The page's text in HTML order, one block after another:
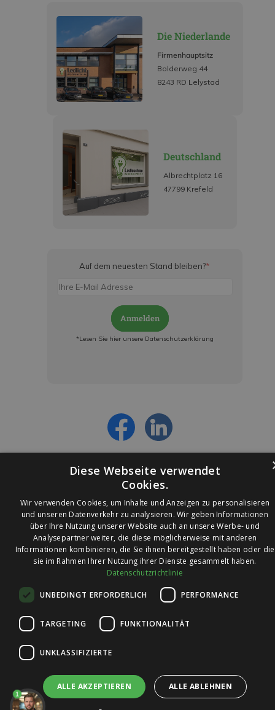
Die Niederlande
Firmenhauptsitz
Bolderweg 44
8243 RD Lelystad
Deutschland
Albrechtplatz 16
47799 Krefeld
Auf dem neuesten Stand bleiben?*
Anmelden
*Lesen Sie hier unsere Datenschutzerklärung
© 2026 Ledleuchtendiscounter.de
auf
Trusted Shops
1
Diese Webseite verwendet
Cookies.
Wir verwenden Cookies, um Inhalte und Anzeigen zu personalisieren
und unseren Datenverkehr zu analysieren. Wir geben Informationen
über Ihre Nutzung unserer Website auch an unsere Werbe- und
Analysepartner weiter, die diese möglicherweise mit anderen
Informationen kombinieren, die Sie ihnen bereitgestellt haben oder die
sie im Rahmen Ihrer Nutzung ihrer Dienste gesammelt haben.
Datenschutzrichtlinie
UNBEDINGT ERFORDERLICH PERFORMANCE
TARGETING FUNKTIONALITÄT
UNKLASSIFIZIERTE
ALLE AKZEPTIEREN ALLE ABLEHNEN